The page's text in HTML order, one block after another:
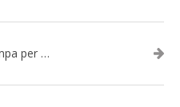
SPEAK TIPS | La rassegna stampa per migliorare l’inglese - aprile 2026